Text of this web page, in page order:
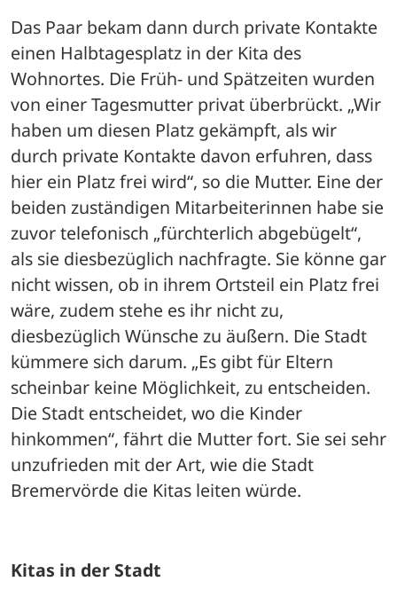
Das Paar bekam dann durch private Kontakte
einen Halbtagesplatz in der Kita des
Wohnortes. Die Früh- und Spätzeiten wurden
von einer Tagesmutter privat überbrückt. „Wir
haben um diesen Platz gekämpft, als wir
durch private Kontakte davon erfuhren, dass
hier ein Platz frei wird“, so die Mutter. Eine der
beiden zuständigen Mitarbeiterinnen habe sie
zuvor telefonisch „fürchterlich abgebügelt“,
als sie diesbezüglich nachfragte. Sie könne gar
nicht wissen, ob in ihrem Ortsteil ein Platz frei
wäre, zudem stehe es ihr nicht zu,
diesbezüglich Wünsche zu äußern. Die Stadt
kümmere sich darum. „Es gibt für Eltern
scheinbar keine Möglichkeit, zu entscheiden.
Die Stadt entscheidet, wo die Kinder
hinkommen“, fährt die Mutter fort. Sie sei sehr
unzufrieden mit der Art, wie die Stadt
Bremervörde die Kitas leiten würde.
Kitas in der Stadt